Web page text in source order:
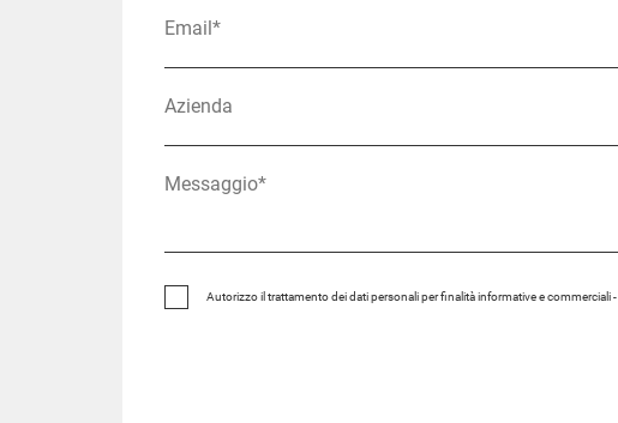
Autorizzo il trattamento dei dati personali per finalità informative e commerciali -